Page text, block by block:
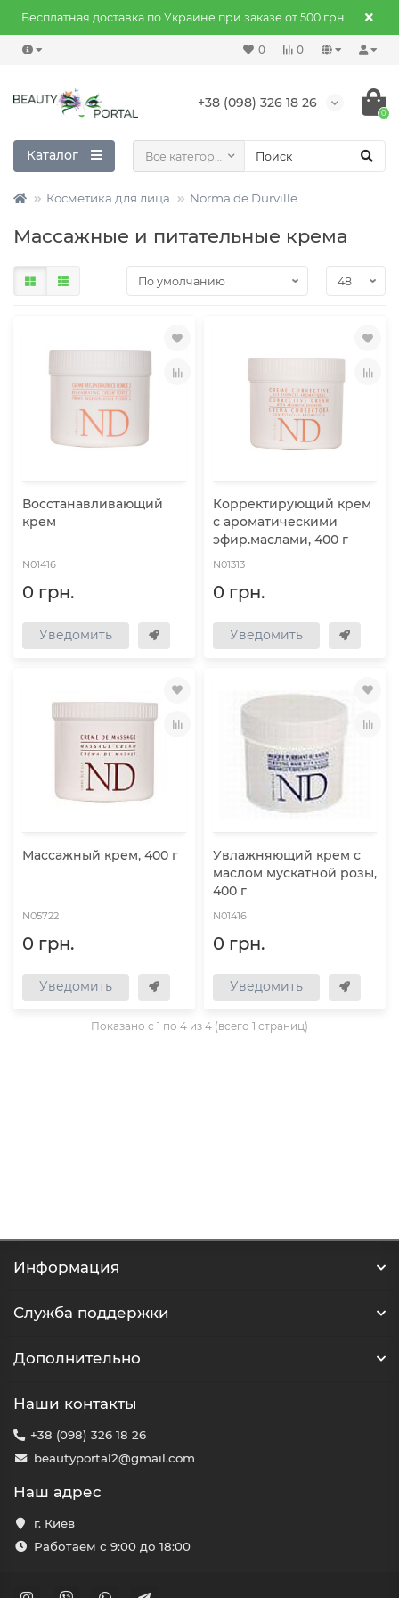
Бесплатная доставка по Украине при заказе от 500 грн.
0
0
+38 (098) 326 18 26
0
Каталог Все категории
Косметика для лица Norma de Durville
Массажные и питательные крема
Восстанавливающий
крем
N01416
0 грн.
Уведомить
Корректирующий крем
с ароматическими
эфир.маслами, 400 г
N01313
0 грн.
Уведомить
Массажный крем, 400 г
N05722
0 грн.
Уведомить
Увлажняющий крем с
маслом мускатной розы,
400 г
N01416
0 грн.
Уведомить
Показано с 1 по 4 из 4 (всего 1 страниц)
Информация
Служба поддержки
Дополнительно
Наши контакты
+38 (098) 326 18 26
beautyportal2@gmail.com
Наш адрес
г. Киев
Работаем с 9:00 до 18:00